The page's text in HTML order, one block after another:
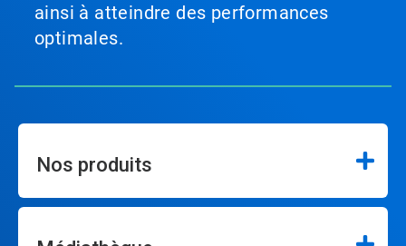
ainsi à atteindre des performances
optimales.
Nos produits